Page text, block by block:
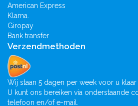
American Express
Klarna.
Giropay
Bank transfer
Verzendmethoden
Wij staan 5 dagen per week voor u
U kunt ons bereiken via onderstaande
telefoon en/of e-mail.